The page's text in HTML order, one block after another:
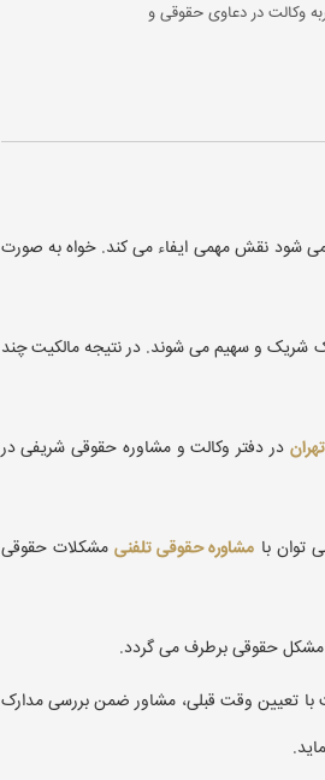
عضو کانون وکلای مرکز (تهران) با بیش از 15 سال تجربه وکالت در دعاوی حقوقی و
می شود نقش مهمی ایفاء می کند. خواه به صورت
شریک و سهیم می شوند. در نتیجه مالکیت چند
در دفتر وکالت و مشاوره حقوقی شریفی در
با مشاوره حقوقی تلفنی مشکلات حقوقی
و مشکل حقوقی برطرف می گردد.
تعیین وقت قبلی، مشاور ضمن بررسی مدارک